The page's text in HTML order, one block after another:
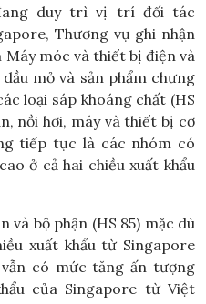
duy trì vị trí đối tác
Thương vụ ghi nhận
móc và thiết bị điện và
mỏ và sản phẩm chưng
loại sáp khoáng chất (HS
nồi hơi, máy và thiết bị cơ
tiếp tục là các nhóm có
ở cả hai chiều xuất khẩu
và bộ phận (HS 85) mặc dù
xuất khẩu từ Singapore
có mức tăng ấn tượng
của Singapore từ Việt